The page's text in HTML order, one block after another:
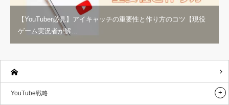
【YouTuber必見】アイキャッチの重要性と作り方のコツ【現役
ゲーム実況者が解…
YouTube戦略